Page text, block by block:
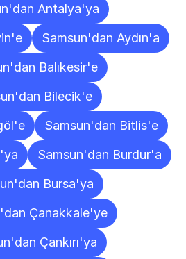
Antalya'ya
Samsun'dan Aydın'a
Balıkesir'e
Bilecik'e
Samsun'dan Bitlis'e
Samsun'dan Burdur'a
Bursa'ya
Çanakkale'ye
Çankırı'ya